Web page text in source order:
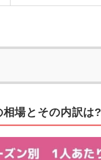
場とその内訳は?